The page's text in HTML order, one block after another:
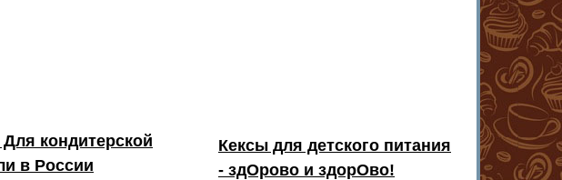
кондитерской
в России
Кексы для детского питания
- здОрово и здорОво!